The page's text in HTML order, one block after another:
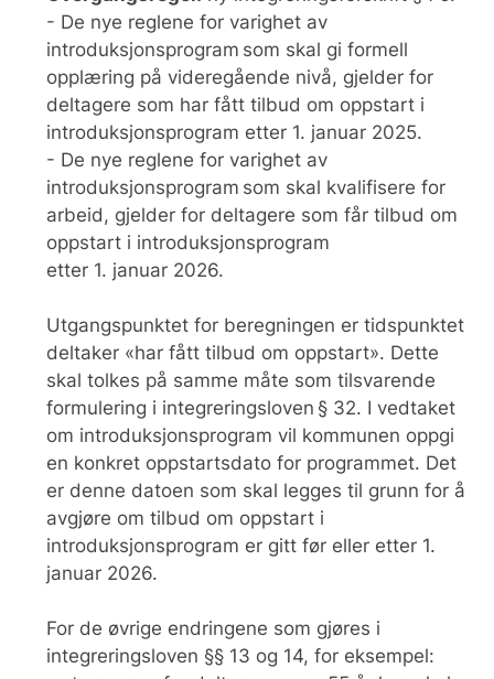
- De nye reglene for varighet av
introduksjonsprogram som skal gi formell
opplæring på videregående nivå, gjelder for
deltagere som har fått tilbud om oppstart i
introduksjonsprogram etter 1. januar 2025.
- De nye reglene for varighet av
introduksjonsprogram som skal kvalifisere for
arbeid, gjelder for deltagere som får tilbud om
oppstart i introduksjonsprogram
etter 1. januar 2026.
Utgangspunktet for beregningen er tidspunktet
deltaker «har fått tilbud om oppstart». Dette
skal tolkes på samme måte som tilsvarende
formulering i integreringsloven § 32. I vedtaket
om introduksjonsprogram vil kommunen oppgi
en konkret oppstartsdato for programmet. Det
er denne datoen som skal legges til grunn for å
avgjøre om tilbud om oppstart i
introduksjonsprogram er gitt før eller etter 1.
januar 2026.
For de øvrige endringene som gjøres i
integreringsloven §§ 13 og 14, for eksempel: